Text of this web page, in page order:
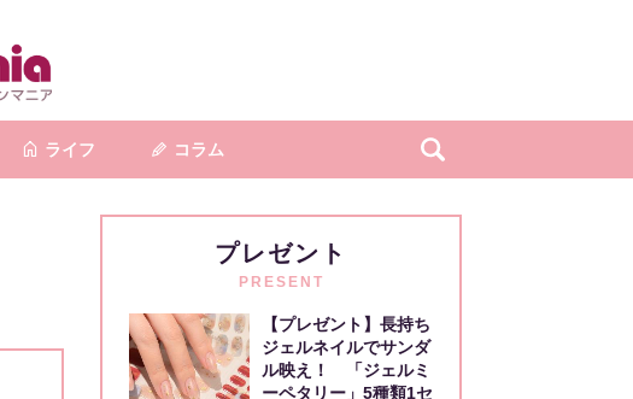
ライフ コラム
プレゼント
PRESENT
【プレゼント】長持ち
ジェルネイルでサンダ
ル映え！ 「ジェルミ
ーペタリー」5種類1セ